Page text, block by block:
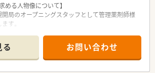
の事情の際も互いに助け合える文化が根付いて
アットホームな雰囲気が特徴で、中途入社の方で
るよう周囲がしっかりとサポートする体制があ
める人物像について】
局のオープニングスタッフとして管理薬剤師様
す。
いける方を歓迎しています。
が来局されるため、チームワークを大切にし、円
ーションが取れる方を求めています。
お問い合わせ